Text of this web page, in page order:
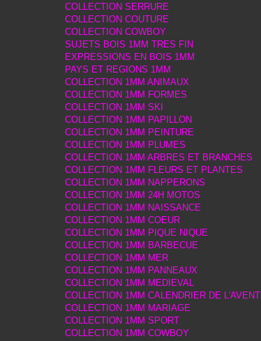
COLLECTION SERRURE
COLLECTION COUTURE
COLLECTION COWBOY
SUJETS BOIS 1MM TRES FIN
EXPRESSIONS EN BOIS 1MM
PAYS ET REGIONS 1MM
COLLECTION 1MM ANIMAUX
COLLECTION 1MM FORMES
COLLECTION 1MM SKI
COLLECTION 1MM PAPILLON
COLLECTION 1MM PEINTURE
COLLECTION 1MM PLUMES
COLLECTION 1MM ARBRES ET BRANCHES
COLLECTION 1MM FLEURS ET PLANTES
COLLECTION 1MM NAPPERONS
COLLECTION 1MM 24H MOTOS
COLLECTION 1MM NAISSANCE
COLLECTION 1MM COEUR
COLLECTION 1MM PIQUE NIQUE
COLLECTION 1MM BARBECUE
COLLECTION 1MM MER
COLLECTION 1MM PANNEAUX
COLLECTION 1MM MEDIEVAL
COLLECTION 1MM CALENDRIER DE L'AVENT
COLLECTION 1MM MARIAGE
COLLECTION 1MM SPORT
COLLECTION 1MM COWBOY